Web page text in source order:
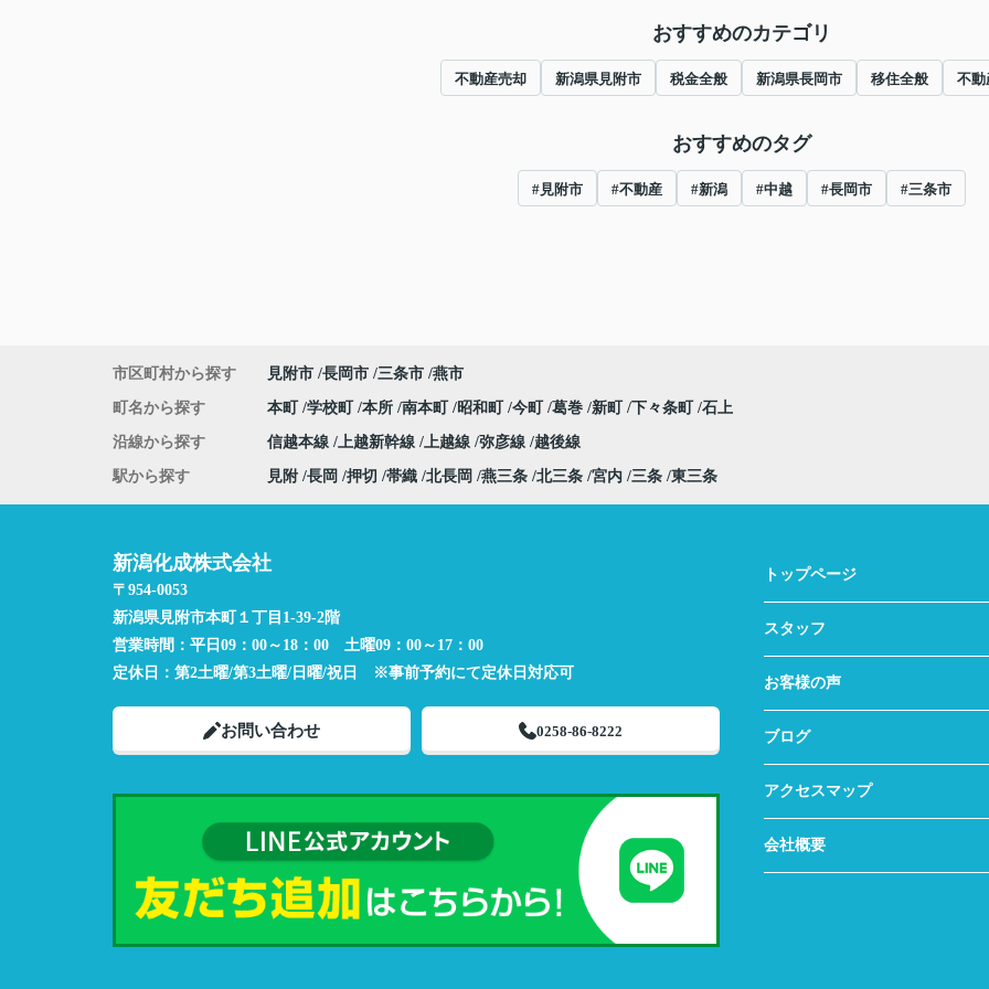
おすすめのカテゴリ
不動産売却 新潟県見附市 税金全般 新潟県長岡市 移住全般 不動
おすすめのタグ
#見附市 #不動産 #新潟 #中越 #長岡市 #三条市
市区町村から探す 見附市 長岡市 三条市 燕市
町名から探す 本町 学校町 本所 南本町 昭和町 今町 葛巻 新町 下々条町 石上
沿線から探す 信越本線 上越新幹線 上越線 弥彦線 越後線
駅から探す 見附 長岡 押切 帯織 北長岡 燕三条 北三条 宮内 三条 東三条
新潟化成株式会社
〒954-0053
新潟県見附市本町１丁目1-39-2階
営業時間： 平日09：00～18：00 土曜09：00～17：00
定休日： 第2土曜/第3土曜/日曜/祝日 ※事前予約にて定休日対応可
お問い合わせ 0258-86-8222
トップページ
スタッフ
お客様の声
ブログ
アクセスマップ
会社概要